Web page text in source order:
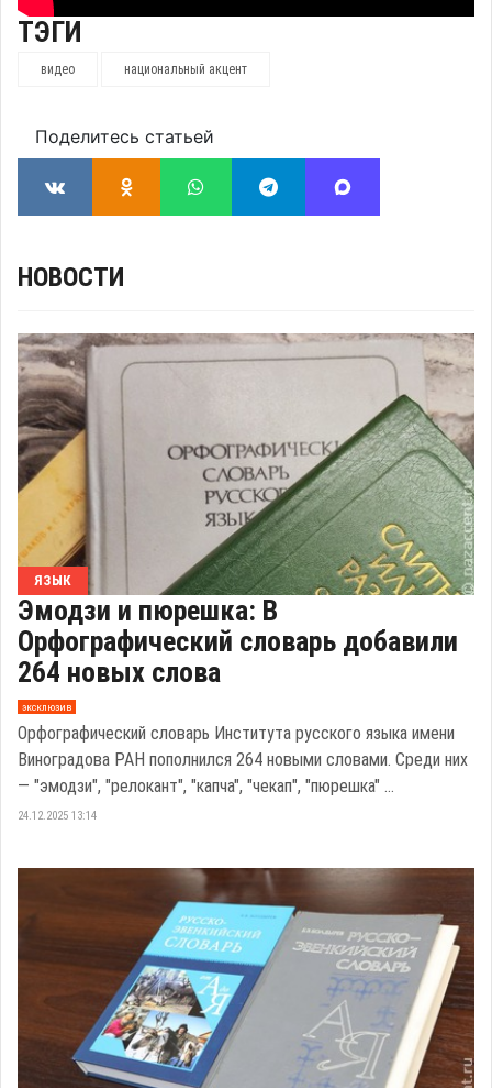
ТЭГИ
видео национальный акцент
Поделитесь статьей
НОВОСТИ
ЯЗЫК
Эмодзи и пюрешка: В
Орфографический словарь добавили
264 новых слова
эксклюзив
Орфографический словарь Института русского языка имени
Виноградова РАН пополнился 264 новыми словами. Среди них
— "эмодзи", "релокант", "капча", "чекап", "пюрешка" ...
24.12.2025 13:14